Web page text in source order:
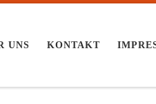
UNS KONTAKT